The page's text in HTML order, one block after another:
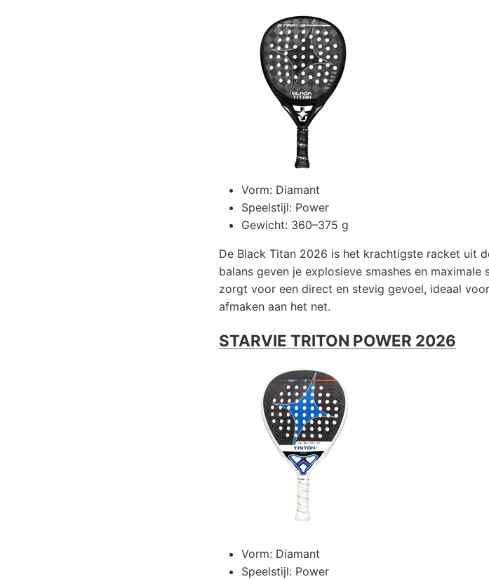
Vorm: Diamant
Speelstijl: Power
Gewicht: 360–375 g
De Black Titan 2026 is het krachtigste racket uit
balans geven je explosieve smashes en
zorgt voor een direct en stevig gevoel, ideaal
afmaken aan het net.
STARVIE TRITON POWER 2026
Vorm: Diamant
Speelstijl: Power